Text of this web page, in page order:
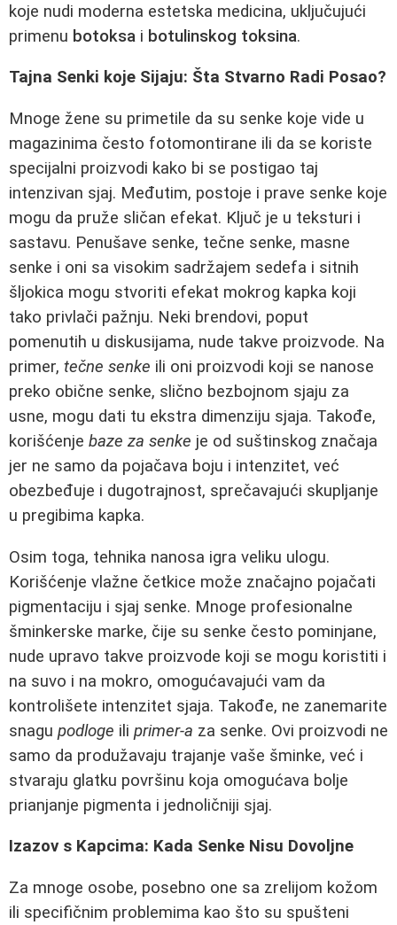
koje nudi moderna estetska medicina, uključujući
primenu botoksa i botulinskog toksina.
Tajna Senki koje Sijaju: Šta Stvarno Radi Posao?
Mnoge žene su primetile da su senke koje vide u
magazinima često fotomontirane ili da se koriste
specijalni proizvodi kako bi se postigao taj
intenzivan sjaj. Međutim, postoje i prave senke koje
mogu da pruže sličan efekat. Ključ je u teksturi i
sastavu. Penušave senke, tečne senke, masne
senke i oni sa visokim sadržajem sedefa i sitnih
šljokica mogu stvoriti efekat mokrog kapka koji
tako privlači pažnju. Neki brendovi, poput
pomenutih u diskusijama, nude takve proizvode. Na
primer, tečne senke ili oni proizvodi koji se nanose
preko obične senke, slično bezbojnom sjaju za
usne, mogu dati tu ekstra dimenziju sjaja. Takođe,
korišćenje baze za senke je od suštinskog značaja
jer ne samo da pojačava boju i intenzitet, već
obezbeđuje i dugotrajnost, sprečavajući skupljanje
u pregibima kapka.
Osim toga, tehnika nanosa igra veliku ulogu.
Korišćenje vlažne četkice može značajno pojačati
pigmentaciju i sjaj senke. Mnoge profesionalne
šminkerske marke, čije su senke često pominjane,
nude upravo takve proizvode koji se mogu koristiti i
na suvo i na mokro, omogućavajući vam da
kontrolišete intenzitet sjaja. Takođe, ne zanemarite
snagu podloge ili primer-a za senke. Ovi proizvodi ne
samo da produžavaju trajanje vaše šminke, već i
stvaraju glatku površinu koja omogućava bolje
prianjanje pigmenta i jednoličniji sjaj.
Izazov s Kapcima: Kada Senke Nisu Dovoljne
Za mnoge osobe, posebno one sa zrelijom kožom
ili specifičnim problemima kao što su spušteni